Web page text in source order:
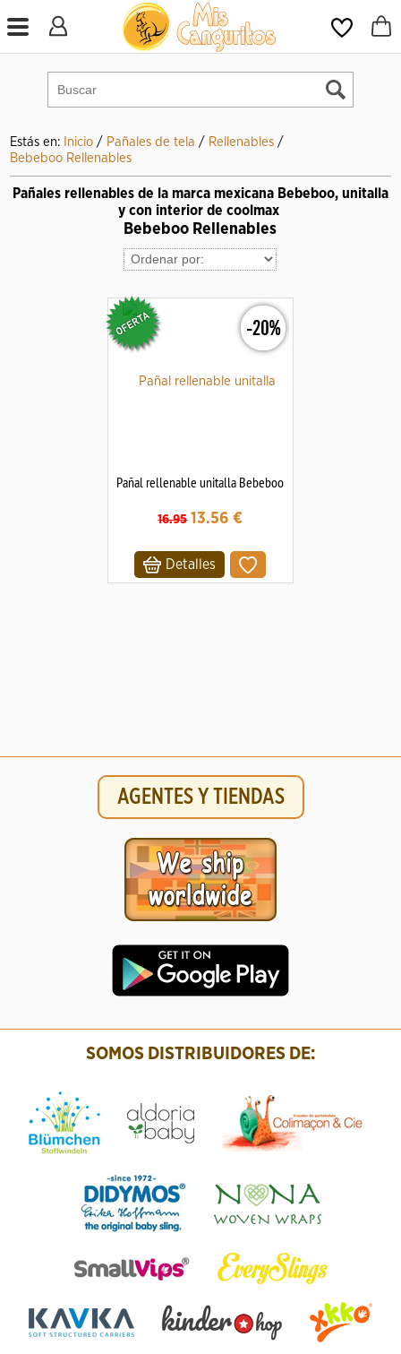
Estás en: Inicio / Pañales de tela / Rellenables /
Bebeboo Rellenables
Pañales rellenables de la marca mexicana Bebeboo, unitalla
y con interior de coolmax
Bebeboo Rellenables
-20%
Pañal rellenable unitalla Bebeboo
16.95 13.56 €
Detalles
AGENTES Y TIENDAS
SOMOS DISTRIBUIDORES DE: